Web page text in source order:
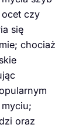
czy
się
chociaż
oraz